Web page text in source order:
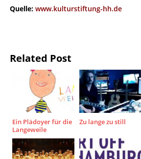
Quelle: www.kulturstiftung-hh.de
Related Post
Ein Plädoyer für die
Langeweile
Zu lange zu still